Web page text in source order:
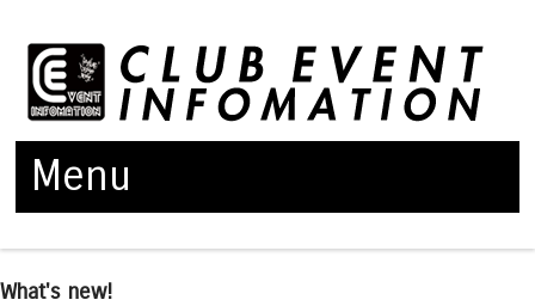
Menu
What's new!